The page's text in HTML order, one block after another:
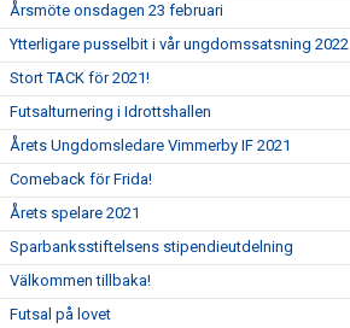
Årsmöte onsdagen 23 februari
Ytterligare pusselbit i vår ungdomssatsning 2022
Stort TACK för 2021!
Futsalturnering i Idrottshallen
Årets Ungdomsledare Vimmerby IF 2021
Comeback för Frida!
Årets spelare 2021
Sparbanksstiftelsens stipendieutdelning
Välkommen tillbaka!
Futsal på lovet